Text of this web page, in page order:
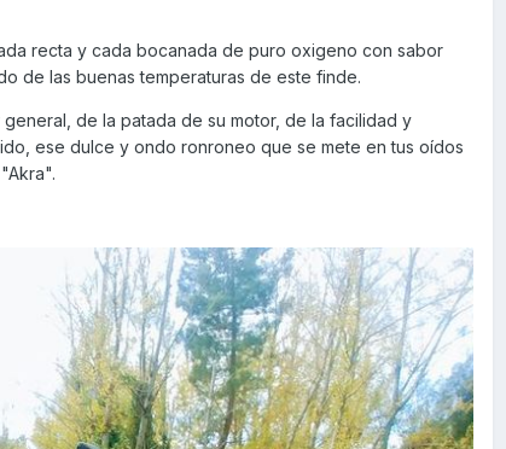
recta y cada bocanada de puro oxigeno con sabor
de las buenas temperaturas de este finde.
de la patada de su motor, de la facilidad y
ese dulce y ondo ronroneo que se mete en tus oídos